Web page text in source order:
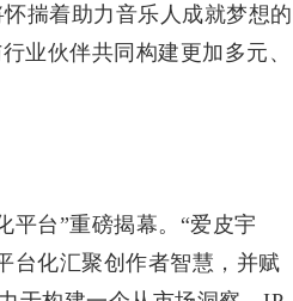
揣着助力音乐人成就梦想的
业伙伴共同构建更加多元、
台”重磅揭幕。“爱皮宇
台化汇聚创作者智慧，并赋